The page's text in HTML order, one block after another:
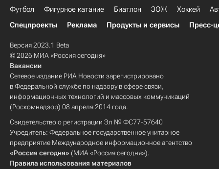
Футбол Фигурное катание Биатлон ЗОЖ Хоккей
Спецпроекты
Реклама Продукты и сервисы Пресс-
Версия 2023.1 Beta
© 2026 МИА «Россия сегодня»
Вакансии
Сетевое издание РИА Новости зарегистрировано
в Федеральной службе по надзору в сфере связи,
информационных технологий и массовых коммуникаций
(Роскомнадзор) 08 апреля 2014 года.
Свидетельство о регистрации Эл № ФС77-57640
Учредитель: Федеральное государственное унитарное
предприятие Международное информационное агентство
«Россия сегодня» (МИА «Россия сегодня»).
Правила использования материалов